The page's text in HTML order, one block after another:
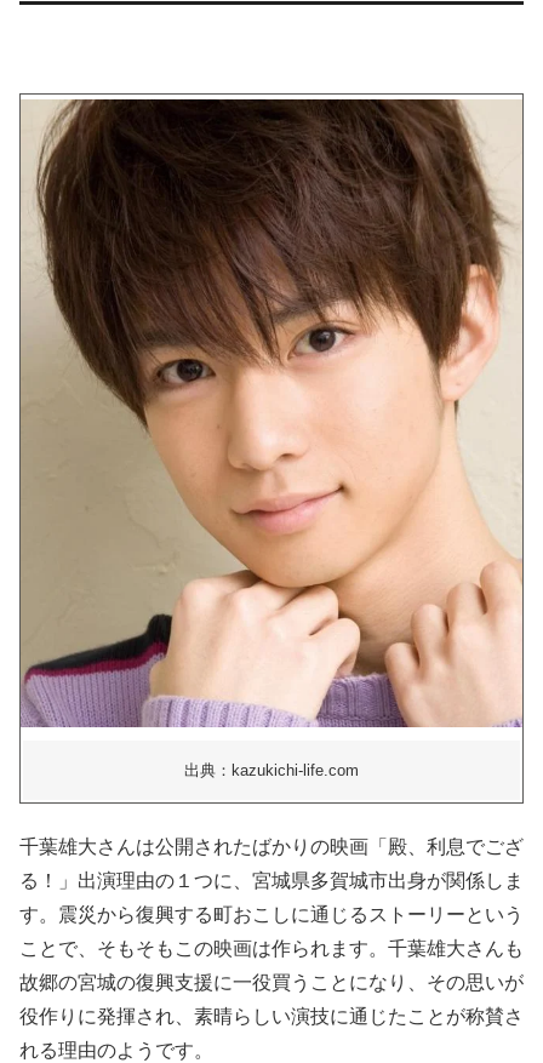
出典：kazukichi-life.com
千葉雄大さんは公開されたばかりの映画「殿、利息でござ
る！」出演理由の１つに、宮城県多賀城市出身が関係しま
す。震災から復興する町おこしに通じるストーリーという
ことで、そもそもこの映画は作られます。千葉雄大さんも
故郷の宮城の復興支援に一役買うことになり、その思いが
役作りに発揮され、素晴らしい演技に通じたことが称賛さ
れる理由のようです。